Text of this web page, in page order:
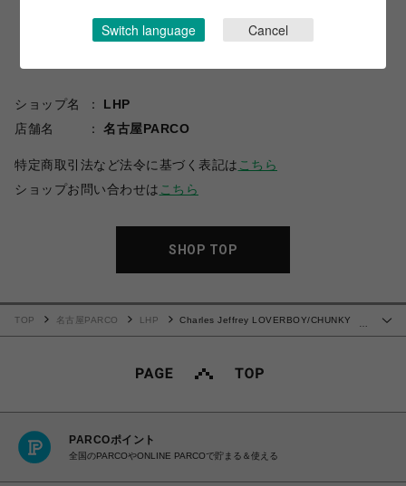
ショップ名
LHP
店舗名
名古屋PARCO
特定商取引法など法令に基づく表記は こちら
ショップお問い合わせは こちら
SHOP TOP
…
TOP 名古屋PARCO LHP
Charles Jeffrey LOVERBOY/CHUNKY
PARCOポイント
全国のPARCOやONLINE PARCOで貯まる＆使える
Switch language Cancel